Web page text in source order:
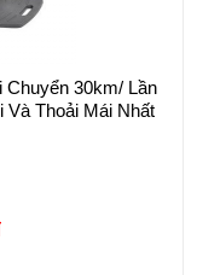
Chuyển 30km/ Lần
Và Thoải Mái Nhất